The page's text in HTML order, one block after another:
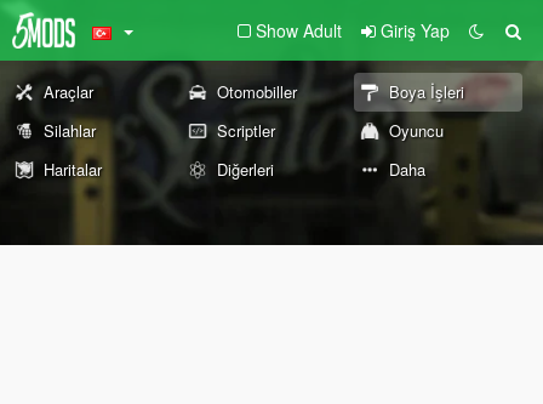
Show Adult Giriş Yap
Araçlar Otomobiller
Boya İşleri
Silahlar
Scriptler
Oyuncu
Haritalar
Diğerleri Daha